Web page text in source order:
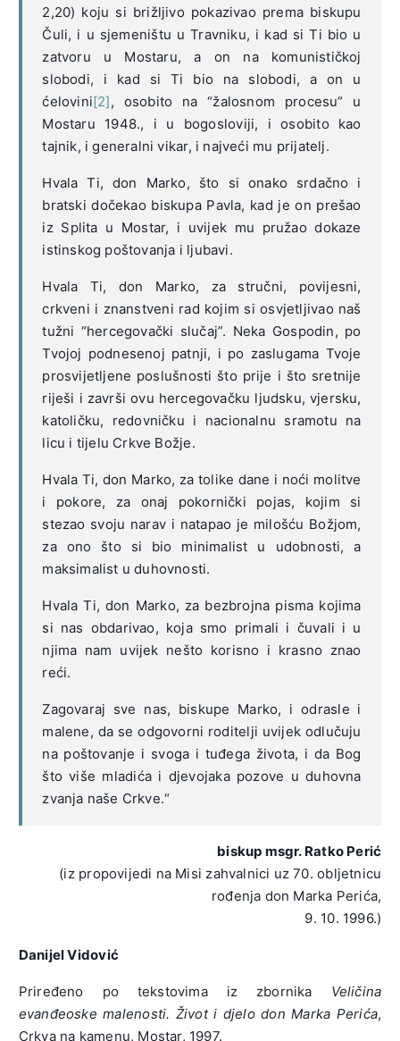
2,20) koju si brižljivo pokazivao prema biskupu
Čuli, i u sjemeništu u Travniku, i kad si Ti bio u
zatvoru u Mostaru, a on na komunističkoj
slobodi, i kad si Ti bio na slobodi, a on u
ćelovini[2], osobito na “žalosnom procesu” u
Mostaru 1948., i u bogosloviji, i osobito kao
tajnik, i generalni vikar, i najveći mu prijatelj.
Hvala Ti, don Marko, što si onako srdačno i
bratski dočekao biskupa Pavla, kad je on prešao
iz Splita u Mostar, i uvijek mu pružao dokaze
istinskog poštovanja i ljubavi.
Hvala Ti, don Marko, za stručni, povijesni,
crkveni i znanstveni rad kojim si osvjetljivao naš
tužni “hercegovački slučaj”. Neka Gospodin, po
Tvojoj podnesenoj patnji, i po zaslugama Tvoje
prosvijetljene poslušnosti što prije i što sretnije
riješi i završi ovu hercegovačku ljudsku, vjersku,
katoličku, redovničku i nacionalnu sramotu na
licu i tijelu Crkve Božje.
Hvala Ti, don Marko, za tolike dane i noći molitve
i pokore, za onaj pokornički pojas, kojim si
stezao svoju narav i natapao je milošću Božjom,
za ono što si bio minimalist u udobnosti, a
maksimalist u duhovnosti.
Hvala Ti, don Marko, za bezbrojna pisma kojima
si nas obdarivao, koja smo primali i čuvali i u
njima nam uvijek nešto korisno i krasno znao
reći.
Zagovaraj sve nas, biskupe Marko, i odrasle i
malene, da se odgovorni roditelji uvijek odlučuju
na poštovanje i svoga i tuđega života, i da Bog
što više mladića i djevojaka pozove u duhovna
zvanja naše Crkve.“
biskup msgr. Ratko Perić
(iz propovijedi na Misi zahvalnici uz 70. obljetnicu
rođenja don Marka Perića,
9. 10. 1996.)
Danijel Vidović
Priređeno po tekstovima iz zbornika Veličina
evanđeoske malenosti. Život i djelo don Marka Perića,
Crkva na kamenu, Mostar, 1997.